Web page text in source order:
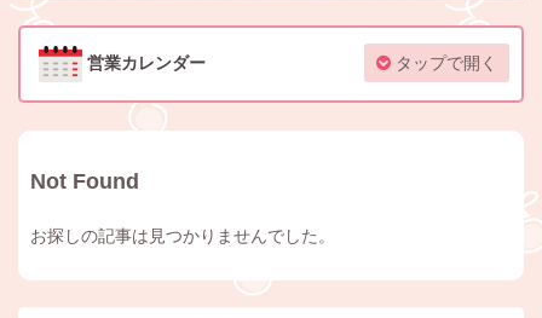
営業カレンダー タップで開く
Not Found
お探しの記事は見つかりませんでした。